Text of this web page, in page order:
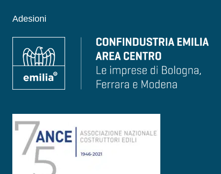
Adesioni